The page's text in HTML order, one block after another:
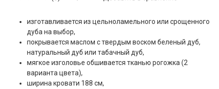
изготавливается из цельноламельного или срощенного
дуба на выбор,
покрывается маслом с твердым воском беленый дуб,
натуральный дуб или табачный дуб,
мягкое изголовье обшивается тканью рогожка (2
варианта цвета),
ширина кровати 188 см,